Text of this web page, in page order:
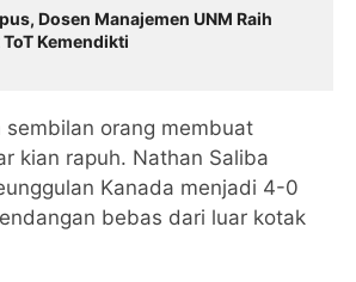
Dosen Manajemen UNM Raih
Kemendikti
sembilan orang membuat
kian rapuh. Nathan Saliba
Kanada menjadi 4-0
bebas dari luar kotak